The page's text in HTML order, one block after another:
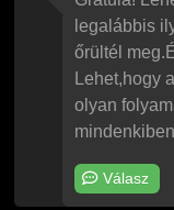
legalábbis
őrültél
Lehet,hogy
olyan
Válasz